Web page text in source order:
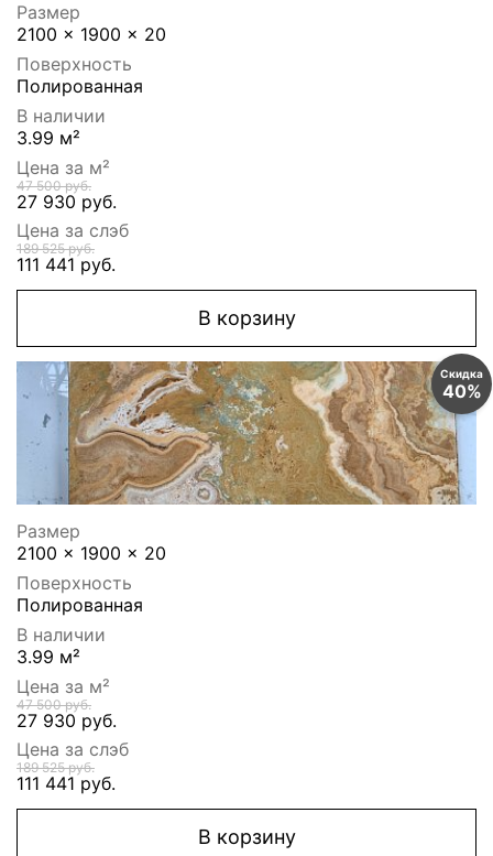
Размер
2100 x 1900 x 20
Поверхность
Полированная
В наличии
3.99 м²
Цена за м²
47 500 руб.
27 930 руб.
Цена за слэб
189 525 руб.
111 441 руб.
В корзину
Скидка
40%
Размер
2100 x 1900 x 20
Поверхность
Полированная
В наличии
3.99 м²
Цена за м²
47 500 руб.
27 930 руб.
Цена за слэб
189 525 руб.
111 441 руб.
В корзину